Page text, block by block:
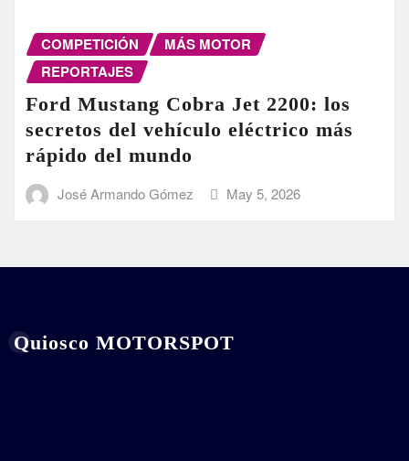
COMPETICIÓN
MÁS MOTOR
REPORTAJES
Ford Mustang Cobra Jet 2200: los
secretos del vehículo eléctrico más
rápido del mundo
José Armando Gómez May 5, 2026
Quiosco MOTORSPOT